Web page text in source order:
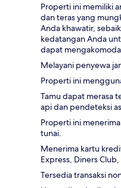
Properti ini memiliki
dan teras yang
Anda khawatir,
kedatangan Anda
dapat
Melayani penyewa
Properti ini
Tamu dapat merasa
api dan pendeteksi
Properti ini
tunai.
Menerima kartu
Express, Diners
Tersedia transaksi